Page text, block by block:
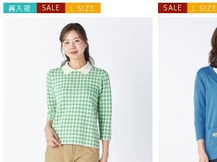
再入荷 SALE L SIZE SALE L SIZE